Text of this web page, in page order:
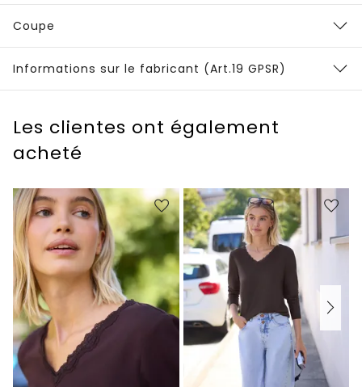
Coupe
Informations sur le fabricant (Art.19 GPSR)
Les clientes ont également
acheté